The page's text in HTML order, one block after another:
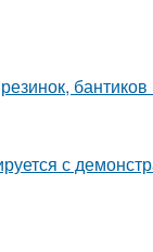
бантиков
с